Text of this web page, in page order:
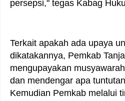
persepsi," tegas Kabag
Terkait apakah ada upaya
dikatakannya, Pemkab
mengupayakan
dan mendengar apa
Kemudian Pemkab melalui